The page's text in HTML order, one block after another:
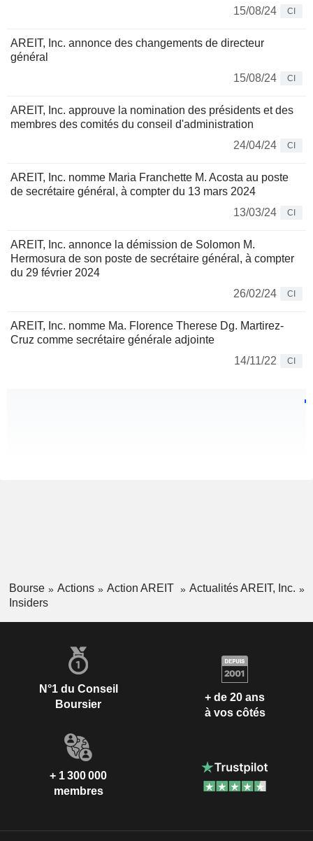
15/08/24
CI
AREIT, Inc. annonce des changements de directeur
général
15/08/24
CI
AREIT, Inc. approuve la nomination des présidents et des
membres des comités du conseil d'administration
24/04/24
CI
AREIT, Inc. nomme Maria Franchette M. Acosta au poste
de secrétaire général, à compter du 13 mars 2024
13/03/24
CI
AREIT, Inc. annonce la démission de Solomon M.
Hermosura de son poste de secrétaire général, à compter
du 29 février 2024
26/02/24
CI
AREIT, Inc. nomme Ma. Florence Therese Dg. Martirez-
Cruz comme secrétaire générale adjointe
14/11/22
CI
Bourse Actions Action AREIT
Actualités AREIT, Inc.
Insiders
N°1 du Conseil
Boursier
+ de 20 ans
à vos côtés
+ 1 300 000
membres